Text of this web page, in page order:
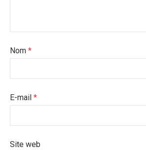
Nom *
E-mail *
Site web